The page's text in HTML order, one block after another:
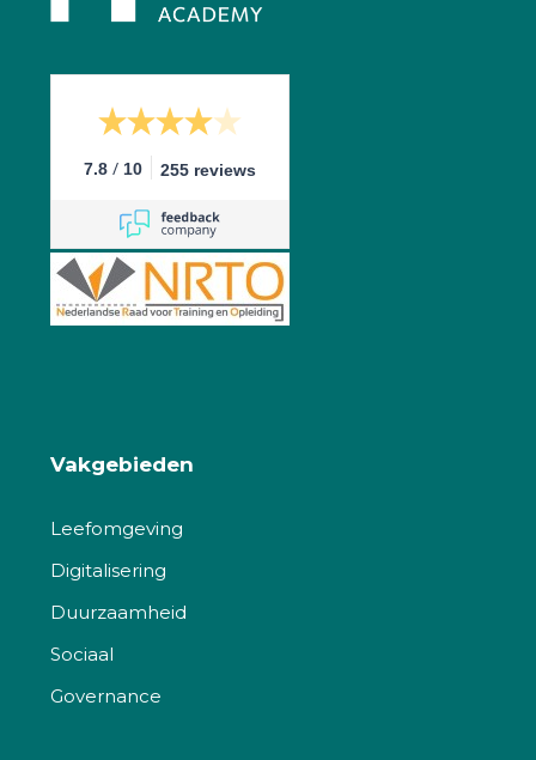
7.8 / 10 255 reviews
Vakgebieden
Leefomgeving
Digitalisering
Duurzaamheid
Sociaal
Governance